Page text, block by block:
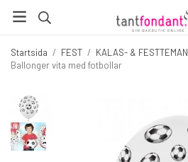
Startsida / FEST / KALAS- & FESTTEMAN
Ballonger vita med fotbollar